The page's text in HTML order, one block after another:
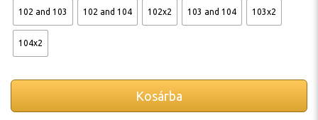
102 and 103 102 and 104 102x2 103 and 104 103x2
104x2
Kosárba